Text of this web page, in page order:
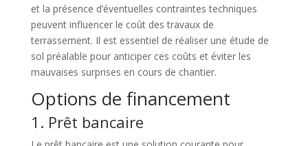
et la présence d’éventuelles contraintes techniques
peuvent influencer le coût des travaux de
terrassement. Il est essentiel de réaliser une étude de
sol préalable pour anticiper ces coûts et éviter les
mauvaises surprises en cours de chantier.
Options de financement
1. Prêt bancaire